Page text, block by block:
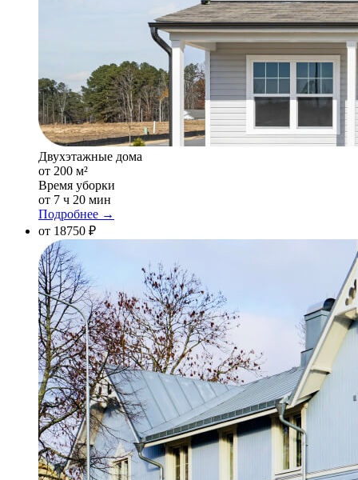
Двухэтажные дома
от 200 м²
Время уборки
от 7 ч 20 мин
Подробнее →
от 18750 ₽